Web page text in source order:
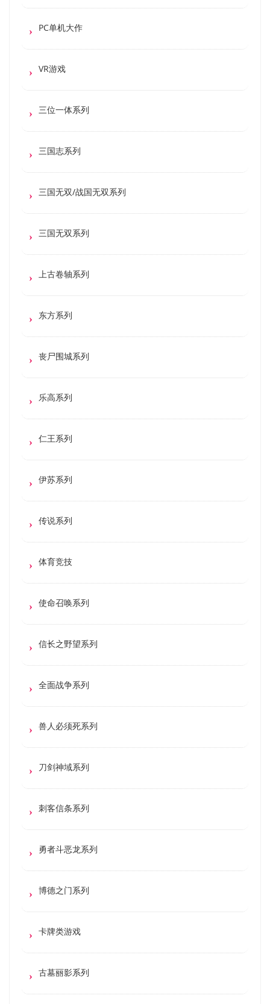
PC单机大作
VR游戏
三位一体系列
三国志系列
三国无双/战国无双系列
三国无双系列
上古卷轴系列
东方系列
丧尸围城系列
乐高系列
仁王系列
伊苏系列
传说系列
体育竞技
使命召唤系列
信长之野望系列
全面战争系列
兽人必须死系列
刀剑神域系列
刺客信条系列
勇者斗恶龙系列
博德之门系列
卡牌类游戏
古墓丽影系列